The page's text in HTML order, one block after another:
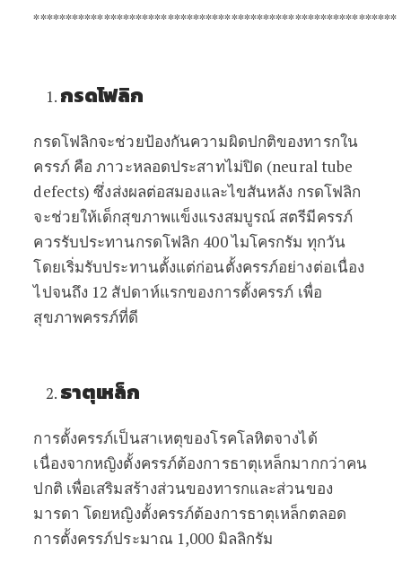
*********************************************************
กรดโฟลิก
กรดโฟลิกจะช่วยป้องกันความผิดปกติของทารกใน
ครรภ์ คือ ภาวะหลอดประสาทไม่ปิด (neural tube
defects)ซึ่งส่งผลต่อสมองและไขสันหลัง กรดโฟลิก
จะช่วยให้เด็กสุขภาพแข็งแรงสมบูรณ์ สตรีมีครรภ์
ควรรับประทานกรดโฟลิก 400ไมโครกรัม ทุกวัน
โดยเริ่มรับประทานตั้งแต่ก่อนตั้งครรภ์อย่างต่อเนื่อง
ไปจนถึง 12 สัปดาห์แรกของการตั้งครรภ์ เพื่อ
สุขภาพครรภ์ที่ดี
ธาตุเหล็ก
การตั้งครรภ์เป็นสาเหตุของโรคโลหิตจางได้
เนื่องจากหญิงตั้งครรภ์ต้องการธาตุเหล็กมากกว่าคน
ปกติ เพื่อเสริมสร้างส่วนของทารกและส่วนของ
มารดา โดยหญิงตั้งครรภ์ต้องการธาตุเหล็กตลอด
การตั้งครรภ์ประมาณ 1,000 มิลลิกรัม